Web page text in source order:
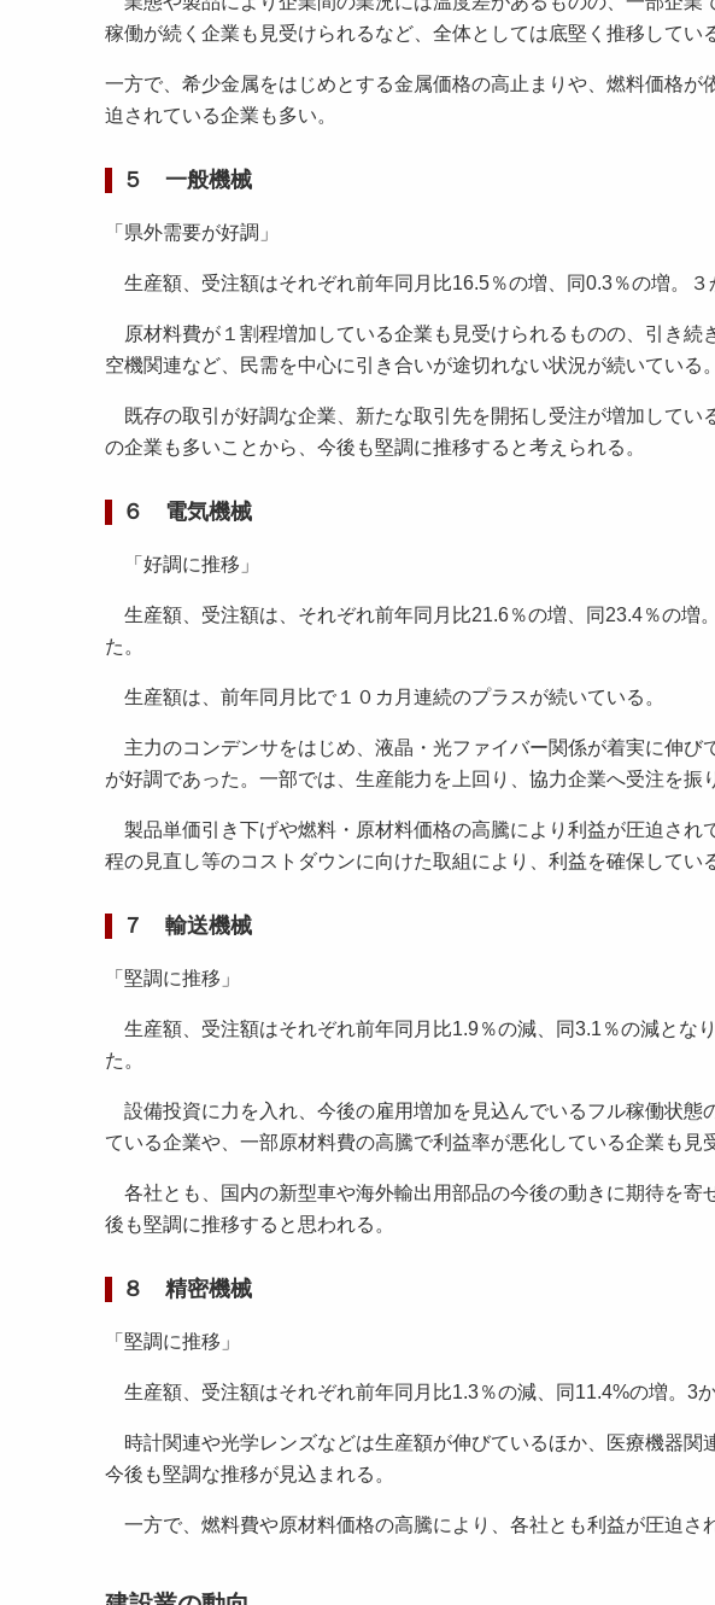
稼働が続く企業も見受けられるなど、全体としては底堅く推移してい
一方で、希少金属をはじめとする金属価格の高止まりや、燃料価格
迫されている企業も多い。
５ 一般機械
「県外需要が好調」
生産額、受注額はそれぞれ前年同月比16.5％の増、同0.3％の増。３
原材料費が１割程増加している企業も見受けられるものの、引き続
空機関連など、民需を中心に引き合いが途切れない状況が続いている。
既存の取引が好調な企業、新たな取引先を開拓し受注が増加してい
の企業も多いことから、今後も堅調に推移すると考えられる。
６ 電気機械
「好調に推移」
生産額、受注額は、それぞれ前年同月比21.6％の増、同23.4％の増
た。
生産額は、前年同月比で１０カ月連続のプラスが続いている。
主力のコンデンサをはじめ、液晶・光ファイバー関係が着実に伸び
が好調であった。一部では、生産能力を上回り、協力企業へ受注を振
製品単価引き下げや燃料・原材料価格の高騰により利益が圧迫され
程の見直し等のコストダウンに向けた取組により、利益を確保してい
７ 輸送機械
「堅調に推移」
生産額、受注額はそれぞれ前年同月比1.9％の減、同3.1％の減とな
た。
設備投資に力を入れ、今後の雇用増加を見込んでいるフル稼働状態
ている企業や、一部原材料費の高騰で利益率が悪化している企業も見
各社とも、国内の新型車や海外輸出用部品の今後の動きに期待を寄
後も堅調に推移すると思われる。
８ 精密機械
「堅調に推移」
生産額、受注額はそれぞれ前年同月比1.3％の減、同11.4%の増。3
時計関連や光学レンズなどは生産額が伸びているほか、医療機器関
今後も堅調な推移が見込まれる。
一方で、燃料費や原材料価格の高騰により、各社とも利益が圧迫さ